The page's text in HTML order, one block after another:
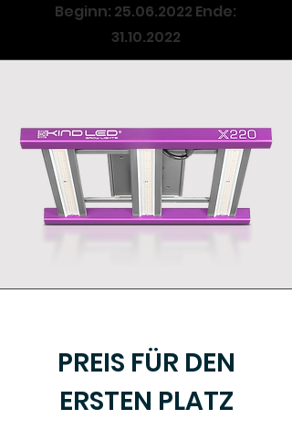
Beginn: 25.06.2022 Ende:
31.10.2022
PREIS FÜR DEN
ERSTEN PLATZ